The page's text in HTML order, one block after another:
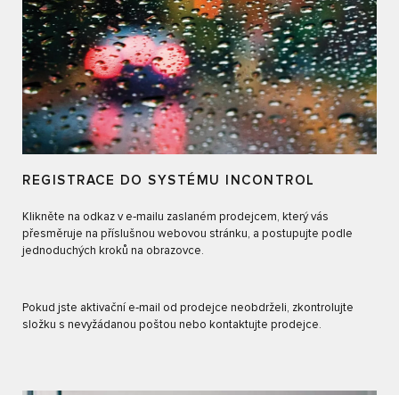
REGISTRACE DO SYSTÉMU INCONTROL
Klikněte na odkaz v e‑mailu zaslaném prodejcem, který vás
přesměruje na příslušnou webovou stránku, a postupujte podle
jednoduchých kroků na obrazovce.
Pokud jste aktivační e‑mail od prodejce neobdrželi, zkontrolujte
složku s nevyžádanou poštou nebo kontaktujte prodejce.